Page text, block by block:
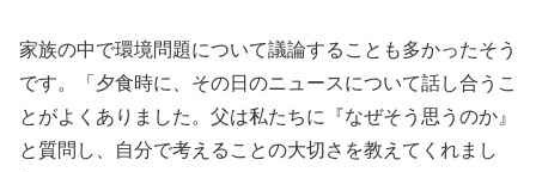
家族の中で環境問題について議論することも多かったそう
です。「夕食時に、その日のニュースについて話し合うこ
とがよくありました。父は私たちに『なぜそう思うのか』
と質問し、自分で考えることの大切さを教えてくれまし